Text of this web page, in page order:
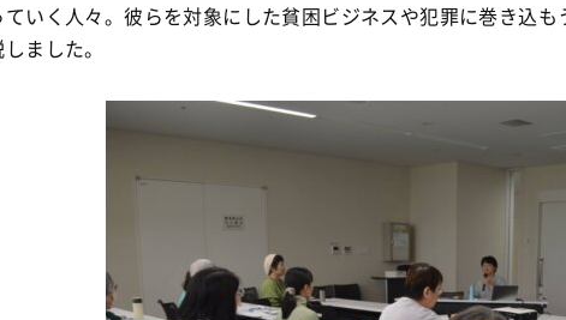
ていく人々。彼らを対象にした貧困ビジネスや犯罪に巻き込
ました。